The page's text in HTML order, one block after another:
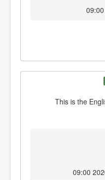
This is the